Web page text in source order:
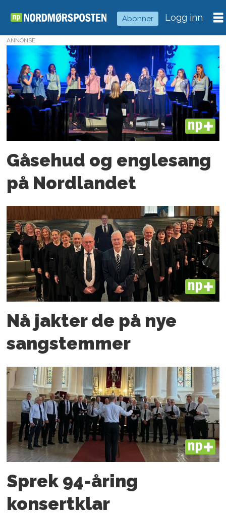
Abonner Logg inn
Tag:
nordlandet
kirke
ANNONSE
PLUS
Gåsehud og englesang
på Nordlandet
PLUS
Nå jakter de på nye
sangstemmer
PLUS
Sprek 94-åring
konsertklar